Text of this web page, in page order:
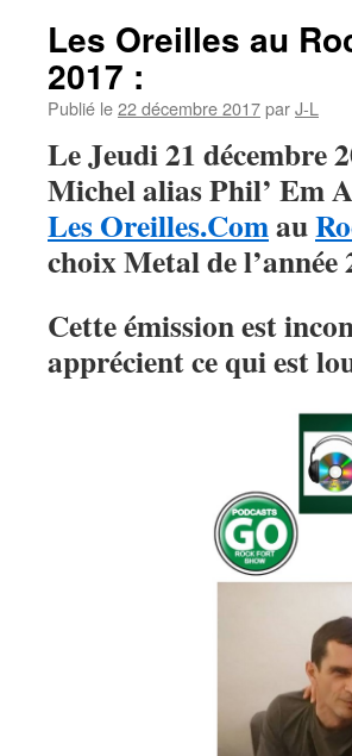
Les Oreilles au
2017 :
Publié le22 décembre 2017parJ-L
Le Jeudi 21 décembre
Michel alias Phil’ Em
Les Oreilles.Comau
choix Metal de
Cette émission est
apprécient ce qui est